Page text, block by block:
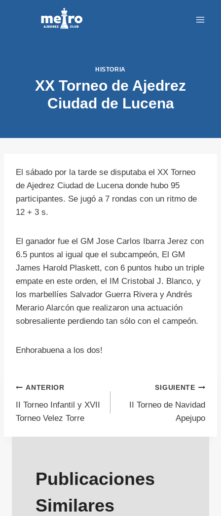
HISTORIA
XX Torneo de Ajedrez
Ciudad de Lucena
El sábado por la tarde se disputaba el XX Torneo
de Ajedrez Ciudad de Lucena donde hubo 95
participantes. Se jugó a 7 rondas con un ritmo de
12 + 3 s.
El ganador fue el GM Jose Carlos Ibarra Jerez con
6.5 puntos al igual que el subcampeón, El GM
James Harold Plaskett, con 6 puntos hubo un triple
empate en este orden, el IM Cristobal J. Blanco, y
los marbellíes Salvador Guerra Rivera y Andrés
Merario Alarcón que realizaron una actuación
sobresaliente perdiendo tan sólo con el campeón.
Enhorabuena a los dos!
Navegación
de
ANTERIOR
II Torneo Infantil y XVII
Torneo Velez Torre
SIGUIENTE
II Torneo de Navidad
Apejupo
Publicaciones
Similares